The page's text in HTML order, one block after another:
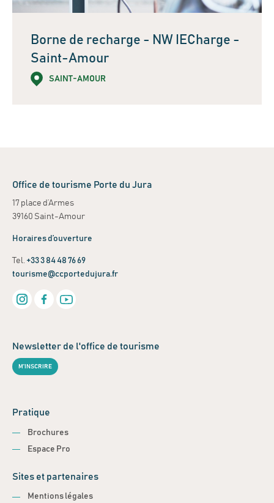
Borne de recharge - NW IECharge -
Saint-Amour
SAINT-AMOUR
Office de tourisme Porte du Jura
17 place d’Armes
39160 Saint-Amour
Horaires d’ouverture
Tel. +33 3 84 48 76 69
tourisme@ccportedujura.fr
Newsletter de l'office de tourisme
M'INSCRIRE
Pratique
Brochures
Espace Pro
Sites et partenaires
Mentions légales